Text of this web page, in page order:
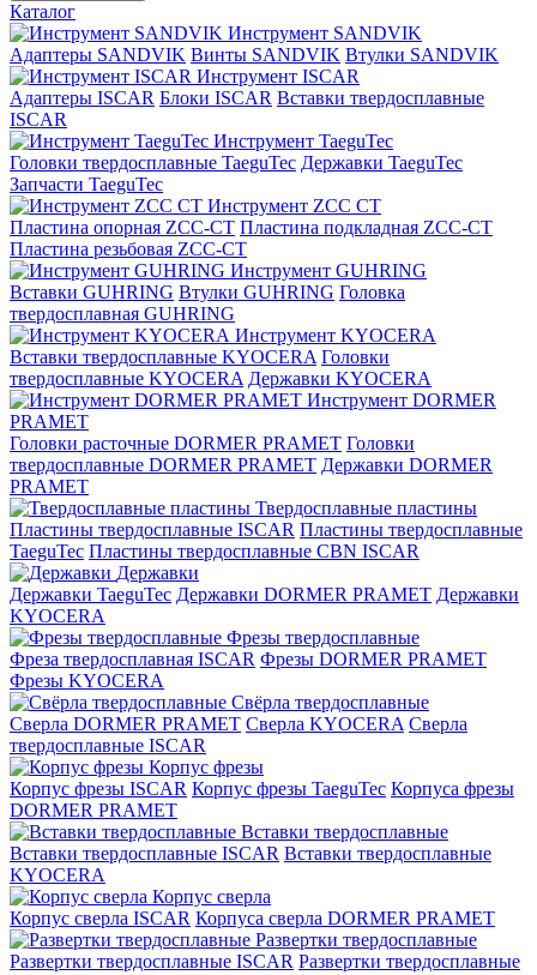
Каталог
Инструмент SANDVIK
Адаптеры SANDVIK Винты SANDVIK Втулки SANDVIK
Инструмент ISCAR
Адаптеры ISCAR Блоки ISCAR Вставки твердосплавные
ISCAR
Инструмент TaeguTec
Головки твердосплавные TaeguTec Державки TaeguTec
Запчасти TaeguTec
Инструмент ZCС CT
Пластина опорная ZCC-CT Пластина подкладная ZCC-CT
Пластина резьбовая ZCC-CT
Инструмент GUHRING
Вставки GUHRING Втулки GUHRING Головка
твердосплавная GUHRING
Инструмент KYOCERA
Вставки твердосплавные KYOCERA Головки
твердосплавные KYOCERA Державки KYOCERA
Инструмент DORMER
PRAMET
Головки расточные DORMER PRAMET Головки
твердосплавные DORMER PRAMET Державки DORMER
PRAMET
Твердосплавные пластины
Пластины твердосплавные ISCAR Пластины твердосплавные
TaeguTec Пластины твердосплавные CBN ISCAR
Державки
Державки TaeguTec Державки DORMER PRAMET Державки
KYOCERA
Фрезы твердосплавные
Фреза твердосплавная ISCAR Фрезы DORMER PRAMET
Фрезы KYOCERA
Свёрла твердосплавные
Сверла DORMER PRAMET Сверла KYOCERA Сверла
твердосплавные ISCAR
Корпус фрезы
Корпус фрезы ISCAR Корпус фрезы TaeguTec Корпуса фрезы
DORMER PRAMET
Вставки твердосплавные
Вставки твердосплавные ISCAR Вставки твердосплавные
KYOCERA
Корпус сверла
Корпус сверла ISCAR Корпуса сверла DORMER PRAMET
Развертки твердосплавные
Развертки твердосплавные ISCAR Развертки твердосплавные